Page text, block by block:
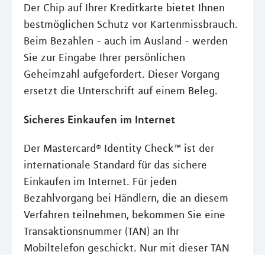
Der Chip auf Ihrer Kreditkarte bietet Ihnen
bestmöglichen Schutz vor Kartenmissbrauch.
Beim Bezahlen - auch im Ausland - werden
Sie zur Eingabe Ihrer persönlichen
Geheimzahl aufgefordert. Dieser Vorgang
ersetzt die Unterschrift auf einem Beleg.
Sicheres Einkaufen im Internet
Der Mastercard® Identity Check™ ist der
internationale Standard für das sichere
Einkaufen im Internet. Für jeden
Bezahlvorgang bei Händlern, die an diesem
Verfahren teilnehmen, bekommen Sie eine
Transaktionsnummer (TAN) an Ihr
Mobiltelefon geschickt. Nur mit dieser TAN